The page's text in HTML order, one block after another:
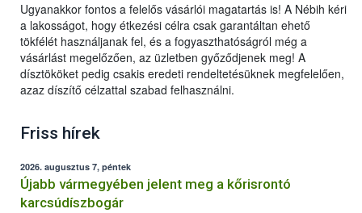
Ugyanakkor fontos a felelős vásárlói magatartás is! A Nébih kéri
a lakosságot, hogy étkezési célra csak garantáltan ehető
tökfélét használjanak fel, és a fogyaszthatóságról még a
vásárlást megelőzően, az üzletben győződjenek meg! A
dísztököket pedig csakis eredeti rendeltetésüknek megfelelően,
azaz díszítő célzattal szabad felhasználni.
Friss hírek
2026. augusztus 7, péntek
Újabb vármegyében jelent meg a kőrisrontó
karcsúdíszbogár